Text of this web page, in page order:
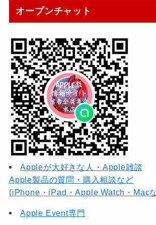
オープンチャット
Appleが大好きな人・Apple雑談
Apple製品の質問・購入相談など
(iPhone・iPad・Apple Watch・Mac
Apple Event専門